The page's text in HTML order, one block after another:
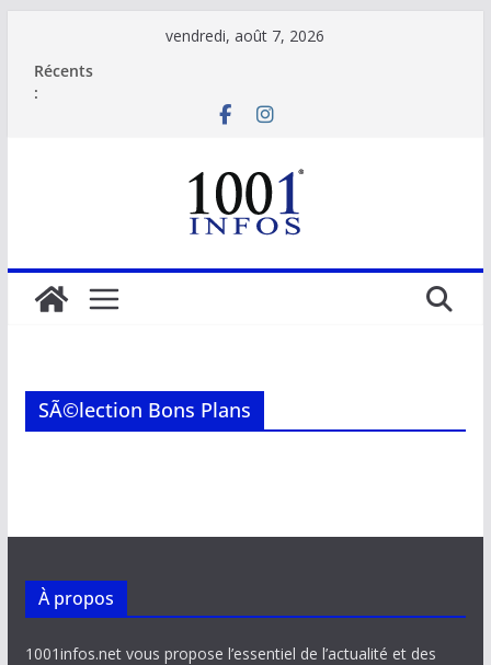
contenu
vendredi, août 7, 2026
Récents
:
SÃ©lection Bons Plans
À propos
1001infos.net vous propose l’essentiel de l’actualité et des